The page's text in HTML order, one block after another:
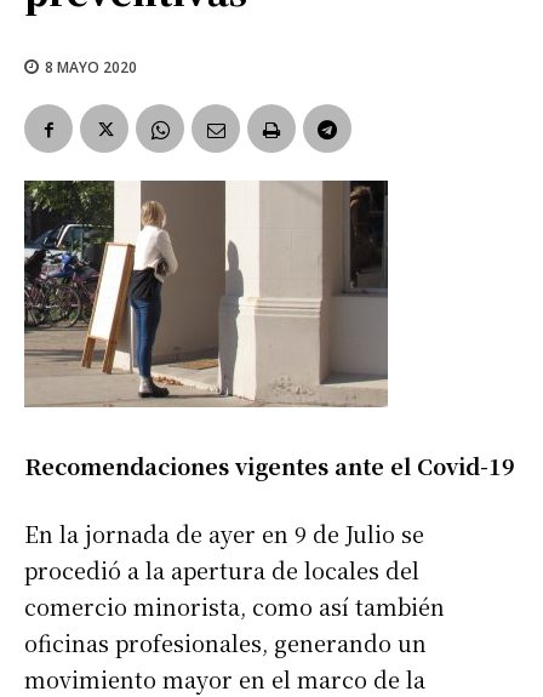
8 MAYO 2020
Recomendaciones vigentes ante el Covid-19
En la jornada de ayer en 9 de Julio se
procedió a la apertura de locales del
comercio minorista, como así también
oficinas profesionales, generando un
movimiento mayor en el marco de la